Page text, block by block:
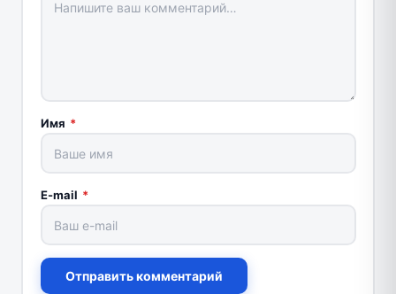
Имя *
E-mail *
Отправить комментарий